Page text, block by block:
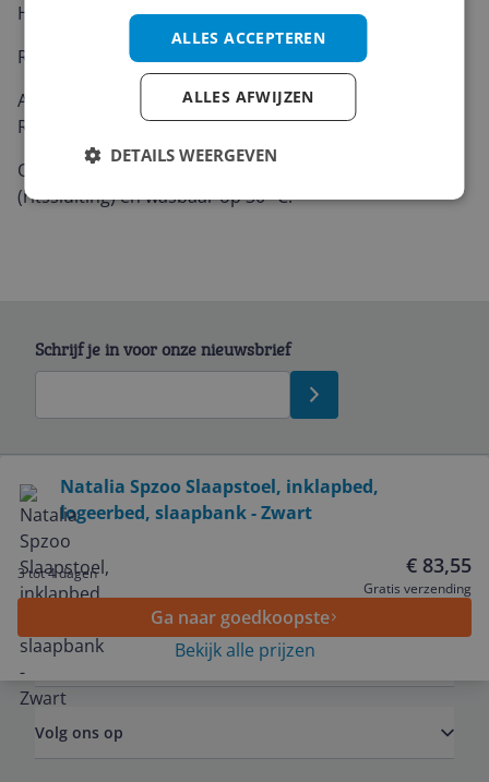
Hoes: 100% polyester (microvezel)
Ritssluiting, afneembare hoes en wasbaar
Als matras: 10 cm x 70 cm x 200 cm. Kern: schuim
Rg.22, hoogwaardige kwaliteit.
Overtrek: van 100% polyester microvezel, afneembaar
(ritssluiting) en wasbaar op 30 °C.
Natalia Spzoo Slaapstoel, inklapbed,
logeerbed, slaapbank - Zwart
3 tot 4 dagen € 83,55
Gratis verzending
Ga naar goedkoopste
Bekijk alle prijzen
Schrijf je in voor onze nieuwsbrief
Service
Algemeen
Zakelijk
Volg ons op
ALLES ACCEPTEREN
ALLES AFWIJZEN
DETAILS WEERGEVEN